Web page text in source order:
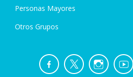
Personas Mayores
Otros Grupos